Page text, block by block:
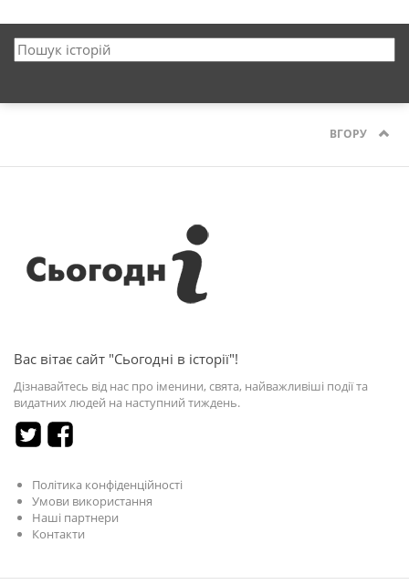
ВГОРУ
Вас вітає сайт "Сьогодні в історії"!
Дізнавайтесь від нас про іменини, свята, найважливіші події та
видатних людей на наступний тиждень.
Політика конфіденційності
Умови використання
Наші партнери
Контакти